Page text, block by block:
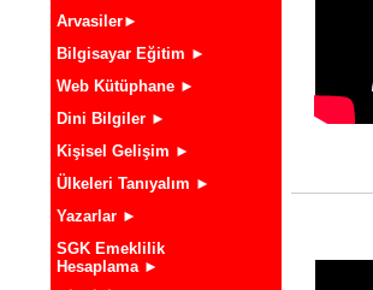
Arvasiler►
Bilgisayar Eğitim ►
Web Kütüphane ►
Dini Bilgiler ►
Kişisel Gelişim ►
Ülkeleri Tanıyalım ►
Yazarlar ►
SGK Emeklilik
Hesaplama ►